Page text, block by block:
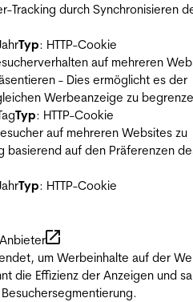
Tracking durch Synchronisieren
Typ: HTTP-Cookie
auf mehreren
- Dies ermöglicht es der
Werbeanzeige zu
Typ: HTTP-Cookie
auf mehreren Websites zu
basierend auf den Präferenzen
Typ: HTTP-Cookie
um Werbeinhalte auf der
die Effizienz der Anzeigen und